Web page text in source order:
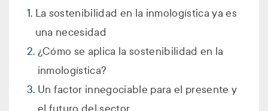
La sostenibilidad en la inmologística ya es
una necesidad
¿Cómo se aplica la sostenibilidad en la
inmologística?
Un factor innegociable para el presente y